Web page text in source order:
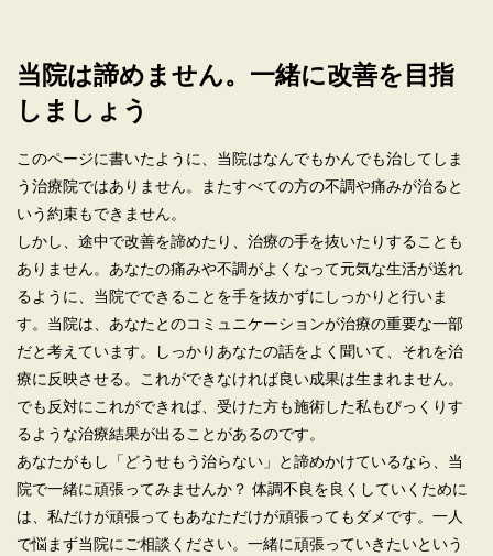
当院は諦めません。一緒に改善を目指
しましょう
このページに書いたように、当院はなんでもかんでも治してしま
う治療院ではありません。またすべての方の不調や痛みが治ると
いう約束もできません。
しかし、途中で改善を諦めたり、治療の手を抜いたりすることも
ありません。あなたの痛みや不調がよくなって元気な生活が送れ
るように、当院でできることを手を抜かずにしっかりと行いま
す。当院は、あなたとのコミュニケーションが治療の重要な一部
だと考えています。しっかりあなたの話をよく聞いて、それを治
療に反映させる。これができなければ良い成果は生まれません。
でも反対にこれができれば、受けた方も施術した私もびっくりす
るような治療結果が出ることがあるのです。
あなたがもし「どうせもう治らない」と諦めかけているなら、当
院で一緒に頑張ってみませんか？ 体調不良を良くしていくために
は、私だけが頑張ってもあなただけが頑張ってもダメです。一人
で悩まず当院にご相談ください。一緒に頑張っていきたいという